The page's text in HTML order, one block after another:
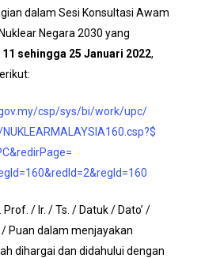
dalam Sesi Konsultasi Awam
Negara 2030 yang
11 sehingga 25 Januari 2022,
csp/sys/bi/work/upc/
NUKLEARMALAYSIA160.csp?$
2&regId=160
Prof. / Ir. / Ts. / Datuk / Dato’ /
/ Puan dalam menjayakan
dihargai dan didahului dengan